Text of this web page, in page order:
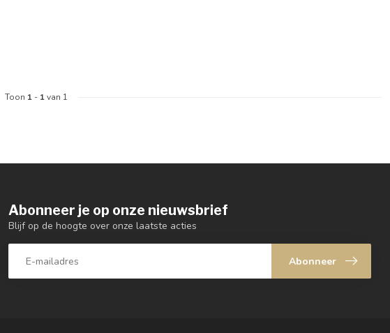
Toon 1 - 1van 1
Abonneer je op onze nieuwsbrief
Blijf op de hoogte over onze laatste acties
Abonneer